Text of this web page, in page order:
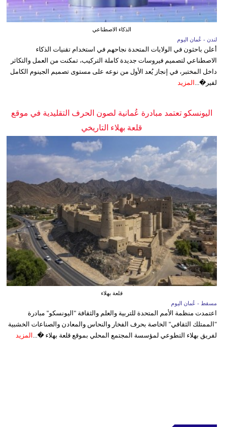
الذكاء الاصطناعي
لندن - عُمان اليوم
أعلن باحثون في الولايات المتحدة نجاحهم في استخدام تقنيات الذكاء
الاصطناعي لتصميم فيروسات جديدة كاملة التركيب، تمكنت من العمل والتكاثر
داخل المختبر، في إنجاز يُعد الأول من نوعه على مستوى تصميم الجينوم الكامل
لفير�... المزيد
اليونسكو تعتمد مبادرة عُمانية لصون الحرف التقليدية في موقع
قلعة بهلاء التاريخي
قلعة بهلاء
مسقط - عُمان اليوم
اعتمدت منظمة الأمم المتحدة للتربية والعلم والثقافة "اليونسكو" مبادرة
"الممتلك الثقافي" الخاصة بحرف الفخار والنحاس والمعادن والصناعات الخشبية
لفريق بهلاء التطوعي لمؤسسة المجتمع المحلي بموقع قلعة بهلاء �... المزيد